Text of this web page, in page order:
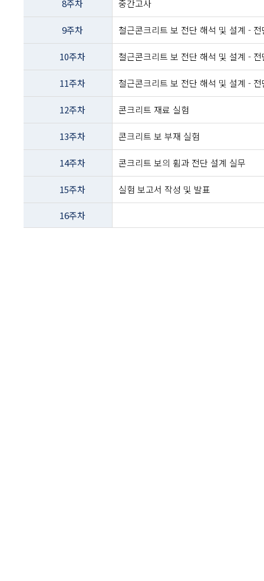
8주차 중간고사
9주차 철근콘크리트 보 전단 해석 및 설계 -
10주차 철근콘크리트 보 전단 해석 및 설계 -
11주차 철근콘크리트 보 전단 해석 및 설계 -
12주차 콘크리트 재료 실험
13주차 콘크리트 보 부재 실험
14주차 콘크리트 보의 휨과 전단 설계 실무
15주차 실험 보고서 작성 및 발표
16주차